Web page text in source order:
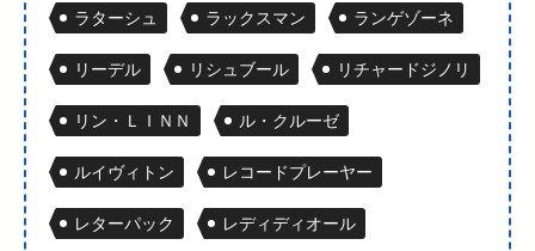
ラターシュ ラックスマン ランゲゾーネ
リーデル リシュブール リチャードジノリ
リン・ＬＩＮＮ ル・クルーゼ
ルイヴィトン レコードプレーヤー
レターパック レディディオール